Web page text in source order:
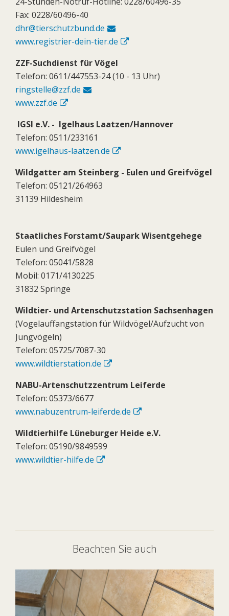
Fax: 0228/60496-40
dhr@tierschutzbund.de
www.registrier-dein-tier.de
ZZF-Suchdienst für Vögel
Telefon: 0611/447553-24 (10 - 13 Uhr)
ringstelle@zzf.de
www.zzf.de
IGSI e.V. - Igelhaus Laatzen/Hannover
Telefon: 0511/233161
www.igelhaus-laatzen.de
Wildgatter am Steinberg - Eulen und Greifvögel
Telefon: 05121/264963
31139 Hildesheim
Staatliches Forstamt/Saupark Wisentgehege
Eulen und Greifvögel
Telefon: 05041/5828
Mobil: 0171/4130225
31832 Springe
Wildtier- und Artenschutzstation Sachsenhagen
(Vogelauffangstation für Wildvögel/Aufzucht von
Jungvögeln)
Telefon: 05725/7087-30
www.wildtierstation.de
NABU-Artenschutzzentrum Leiferde
Telefon: 05373/6677
www.nabuzentrum-leiferde.de
Wildtierhilfe Lüneburger Heide e.V.
Telefon: 05190/9849599
www.wildtier-hilfe.de
Beachten Sie auch